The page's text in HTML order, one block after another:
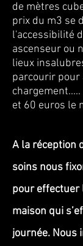
de mètres
prix du m3 se
l'accessibilité
ascenseur ou
lieux
parcourir pour
et 60 euros le
A la réception
soins nous
pour effectuer
maison qui
journée. Nous